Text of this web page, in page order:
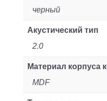
черный
Акустический тип
2.0
Материал корпуса
MDF